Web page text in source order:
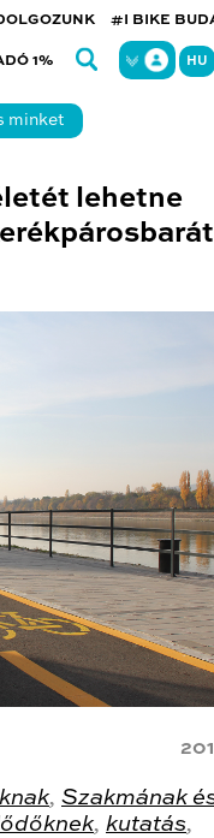
#I BIKE
1% HU
minket
lehetne
, Szakmának
, kutatás,